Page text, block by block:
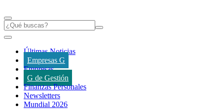
Últimas Noticias
Empresas G
Empresas
G de Gestión
Finanzas Personales
Newsletters
Mundial 2026